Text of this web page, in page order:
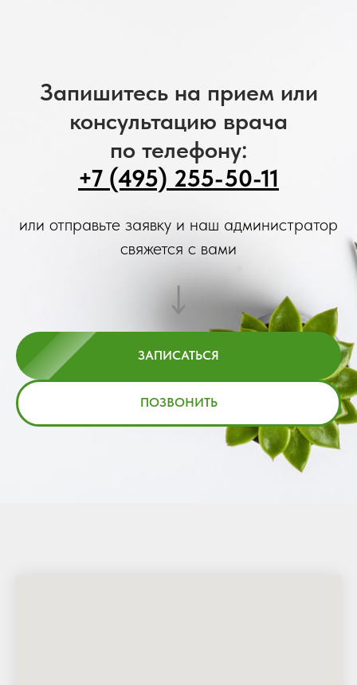
Запишитесь на прием или
консультацию врача
по телефону:
+7 (495) 255-50-11
или отправьте заявку и наш администратор
свяжется с вами
ЗАПИСАТЬСЯ
ПОЗВОНИТЬ